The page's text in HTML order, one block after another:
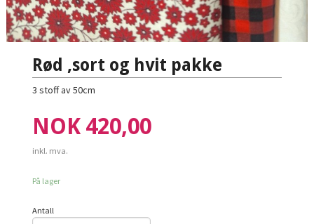
Rød ,sort og hvit pakke
3 stoff av 50cm
Pris
NOK 420,00
inkl. mva.
På lager
Antall